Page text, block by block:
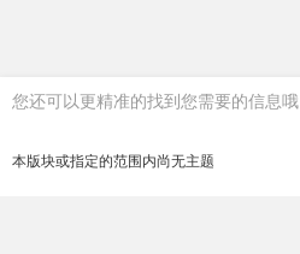
您还可以更精准的找到您需要的信息哦
本版块或指定的范围内尚无主题